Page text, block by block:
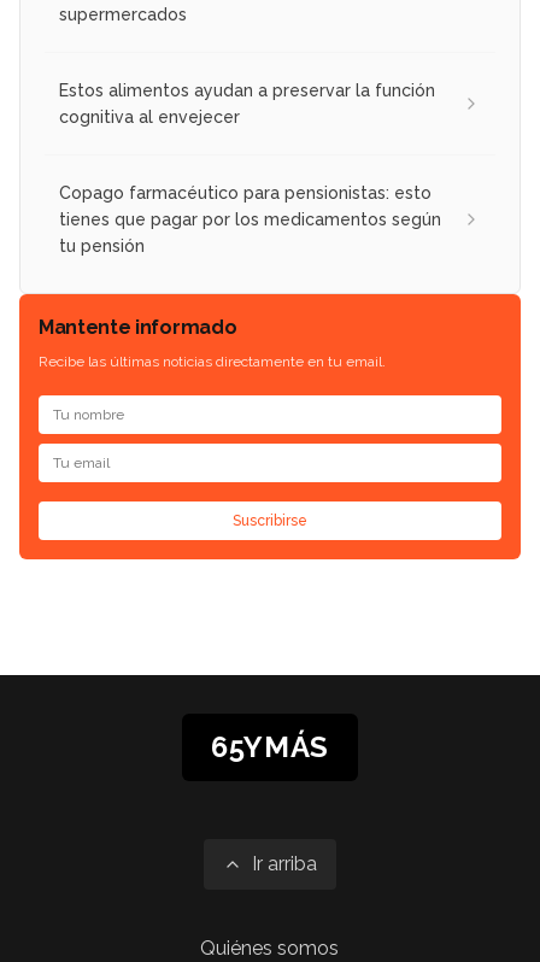
supermercados
Estos alimentos ayudan a preservar la función
cognitiva al envejecer
Copago farmacéutico para pensionistas: esto
tienes que pagar por los medicamentos según
tu pensión
Mantente informado
Recibe las últimas noticias directamente en tu email.
Suscribirse
65YMÁS
Ir arriba
Quiénes somos